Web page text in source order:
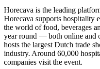
Horecava is the leading
Horecava supports hospitality
the world of food, beverages
year round — both online and
hosts the largest Dutch trade
industry. Around 60,000
companies visit the event.